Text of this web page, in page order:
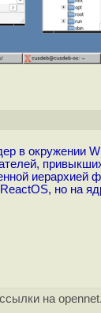
в окружении
иерархией
но на
на